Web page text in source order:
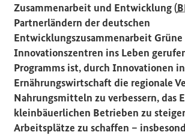
Zusammenarbeit und Entwicklung (
Partnerländern der deutschen
Entwicklungszusammenarbeit Grüne
Innovationszentren ins Leben
Programms ist, durch Innovationen
Ernährungswirtschaft die regionale
Nahrungsmitteln zu verbessern, das
kleinbäuerlichen Betrieben zu
Arbeitsplätze zu schaffen –